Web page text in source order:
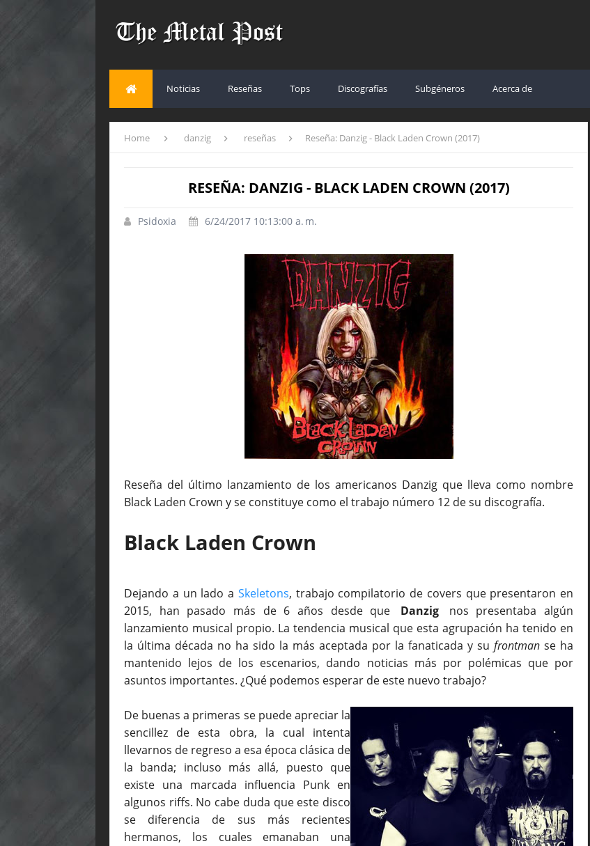
Noticias Reseñas Tops Discografías Subgéneros Acerca de
Home danzig reseñas Reseña: Danzig - Black Laden Crown (2017)
RESEÑA: DANZIG - BLACK LADEN CROWN (2017)
Psidoxia 6/24/2017 10:13:00 a. m.
Reseña del último lanzamiento de los americanos Danzig que lleva como nombre
Black Laden Crown y se constituye como el trabajo número 12 de su discografía.
Black Laden Crown
Dejando a un lado a Skeletons, trabajo compilatorio de covers que presentaron en
2015, han pasado más de 6 años desde que
Danzig
nos presentaba algún
lanzamiento musical propio. La tendencia musical que esta agrupación ha tenido en
la última década no ha sido la más aceptada por la fanaticada y su frontman se ha
mantenido lejos de los escenarios, dando noticias más por polémicas que por
asuntos importantes. ¿Qué podemos esperar de este nuevo trabajo?
De buenas a primeras se puede apreciar la
sencillez de esta obra, la cual intenta
llevarnos de regreso a esa época clásica de
la banda; incluso más allá, puesto que
existe una marcada influencia Punk en
algunos riffs. No cabe duda que este disco
se diferencia de sus más recientes
hermanos, los cuales emanaban una